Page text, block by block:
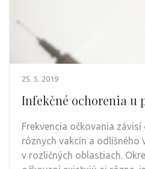
25. 5. 2019
Infekčné ochorenia u
Frekvencia očkovania
rôznych vakcín a odlišného
v rozličných oblastiach.